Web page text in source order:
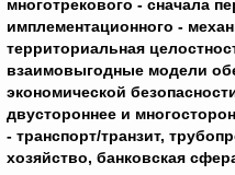
многотрекового - сначала
имплементационного -
территориальная
взаимовыгодные модели
экономической
двустороннее и
- транспорт/транзит,
хозяйство, банковская